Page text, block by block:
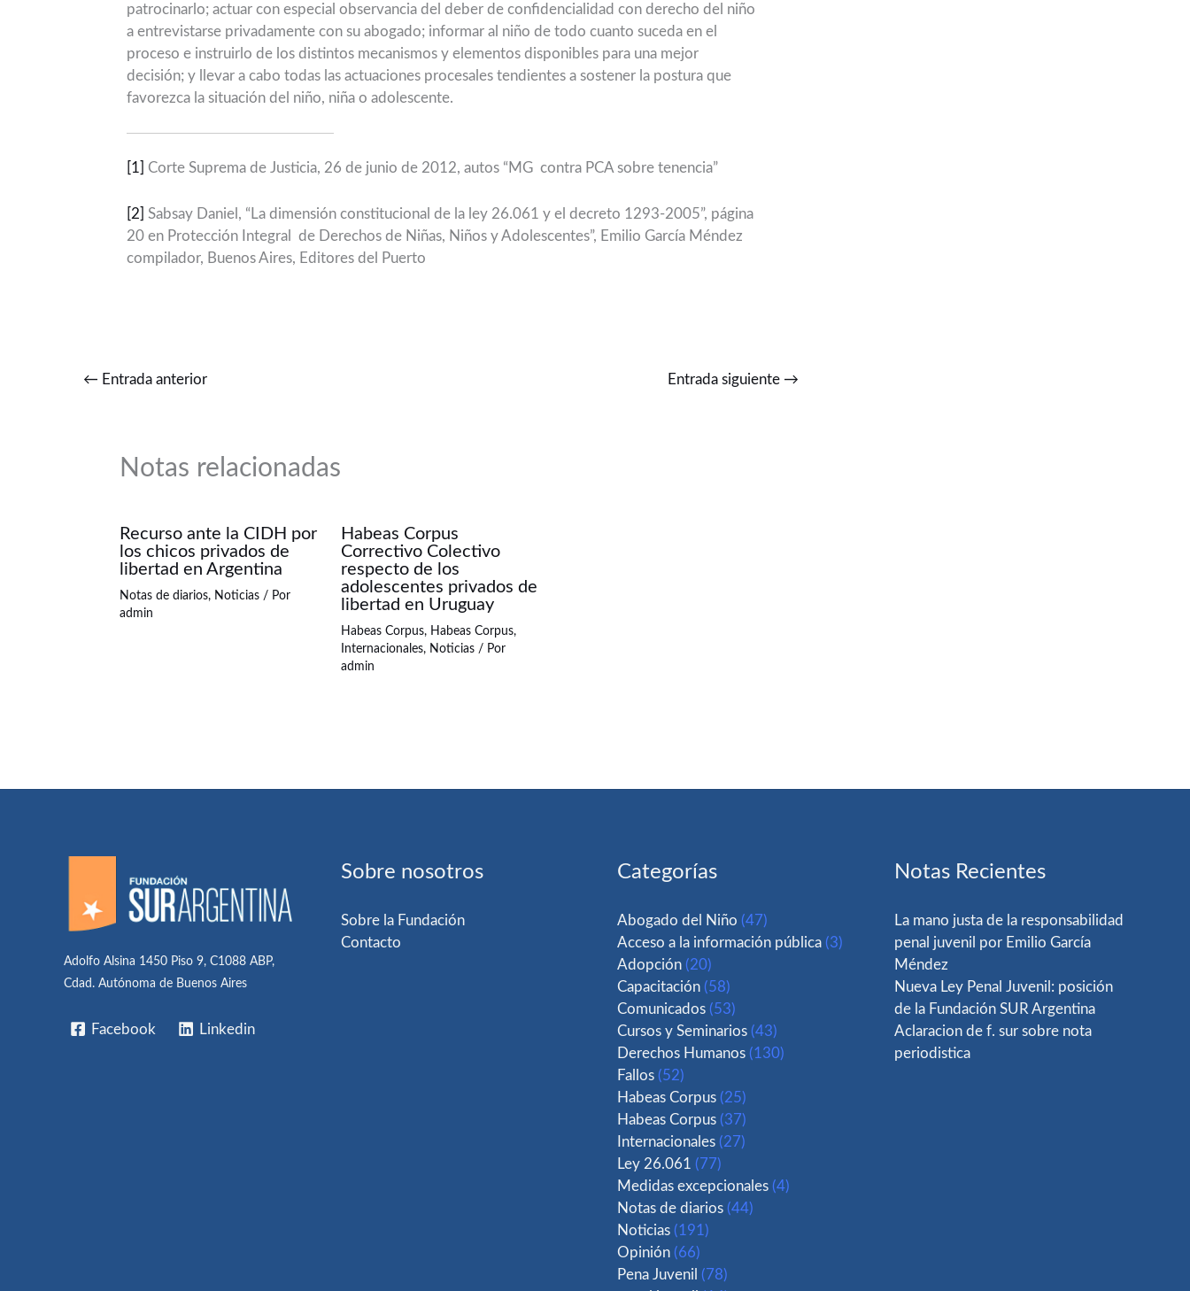
patrocinarlo; actuar con especial observancia del deber de confidencialidad con derecho del niño
a entrevistarse privadamente con su abogado; informar al niño de todo cuanto suceda en el
proceso e instruirlo de los distintos mecanismos y elementos disponibles para una mejor
decisión; y llevar a cabo todas las actuaciones procesales tendientes a sostener la postura que
favorezca la situación del niño, niña o adolescente.
[1] Corte Suprema de Justicia, 26 de junio de 2012, autos “MG contra PCA sobre tenencia”
[2] Sabsay Daniel, “La dimensión constitucional de la ley 26.061 y el decreto 1293-2005”, página
20 en Protección Integral de Derechos de Niñas, Niños y Adolescentes”, Emilio García Méndez
compilador, Buenos Aires, Editores del Puerto
← Entrada anterior Entrada siguiente →
Notas relacionadas
Recurso ante la CIDH por
los chicos privados de
libertad en Argentina
Notas de diarios, Noticias/ Por
admin
Habeas Corpus
Correctivo Colectivo
respecto de los
adolescentes privados de
libertad en Uruguay
Habeas Corpus, Habeas Corpus,
Internacionales, Noticias / Por
admin
Adolfo Alsina 1450 Piso 9, C1088 ABP,
Cdad. Autónoma de Buenos Aires
Facebook Linkedin
Sobre nosotros
Sobre la Fundación
Contacto
Categorías
Abogado del Niño (47)
Acceso a la información pública (3)
Adopción (20)
Capacitación (58)
Comunicados (53)
Cursos y Seminarios (43)
Derechos Humanos (130)
Fallos (52)
Habeas Corpus (25)
Habeas Corpus (37)
Internacionales (27)
Ley 26.061 (77)
Medidas excepcionales (4)
Notas de diarios (44)
Noticias (191)
Opinión (66)
Pena Juvenil (78)
Notas Recientes
La mano justa de la responsabilidad
penal juvenil por Emilio García
Méndez
Nueva Ley Penal Juvenil: posición
de la Fundación SUR Argentina
Aclaracion de f. sur sobre nota
periodistica